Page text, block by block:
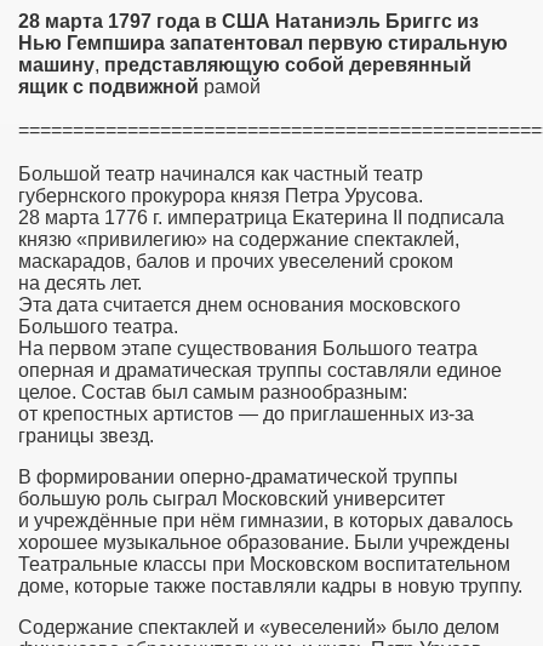
28 марта 1797 года в США Натаниэль Бриггс из
Нью Гемпшира запатентовал первую стиральную
машину, представляющую собой деревянный
ящик с подвижной рамой
Большой театр начинался как частный театр
губернского прокурора князя Петра Урусова.
28 марта 1776 г. императрица Екатерина II подписала
князю «привилегию» на содержание спектаклей,
маскарадов, балов и прочих увеселений сроком
на десять лет.
Эта дата считается днем основания московского
Большого театра.
На первом этапе существования Большого театра
оперная и драматическая труппы составляли единое
целое. Состав был самым разнообразным:
от крепостных артистов — до приглашенных из-за
границы звезд.
В формировании оперно-драматической труппы
большую роль сыграл Московский университет
и учреждённые при нём гимназии, в которых давалось
хорошее музыкальное образование. Были учреждены
Театральные классы при Московском воспитательном
доме, которые также поставляли кадры в новую труппу.
Содержание спектаклей и «увеселений» было делом